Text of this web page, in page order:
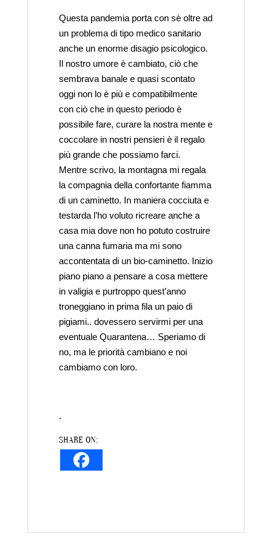
Questa pandemia porta con sè oltre ad
un problema di tipo medico sanitario
anche un enorme disagio psicologico.
Il nostro umore è cambiato, ciò che
sembrava banale e quasi scontato
oggi non lo è più e compatibilmente
con ciò che in questo periodo è
possibile fare, curare la nostra mente e
coccolare in nostri pensieri è il regalo
più grande che possiamo farci.
Mentre scrivo, la montagna mi regala
la compagnia della confortante fiamma
di un caminetto. In maniera cocciuta e
testarda l’ho voluto ricreare anche a
casa mia dove non ho potuto costruire
una canna fumaria ma mi sono
accontentata di un bio-caminetto. Inizio
piano piano a pensare a cosa mettere
in valigia e purtroppo quest’anno
troneggiano in prima fila un paio di
pigiami.. dovessero servirmi per una
eventuale Quarantena… Speriamo di
no, ma le priorità cambiano e noi
cambiamo con loro.
.
SHARE ON: